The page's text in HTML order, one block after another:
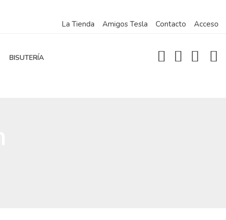
La Tienda Amigos Tesla Contacto Acceso
BISUTERÍA